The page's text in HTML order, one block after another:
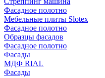
Фасадное полотно
Мебельные плиты Slotex
Фасадное полотно
Образцы фасадов
Фасадное полотно
Фасады
МДФ RIAL
Фасады